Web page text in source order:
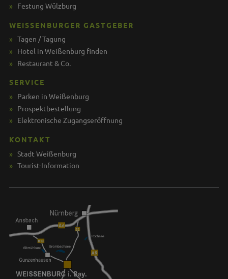
Festung Wülzburg
WEISSENBURGER GASTGEBER
Tagen / Tagung
Hotel in Weißenburg finden
Restaurant & Co.
SERVICE
Parken in Weißenburg
Prospektbestellung
Elektronische Zugangseröffnung
KONTAKT
Stadt Weißenburg
Tourist-Information